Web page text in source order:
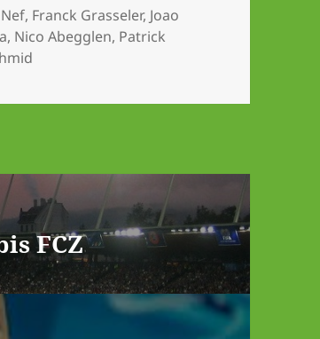
, Franck Grasseler, Joao
, Nico Abegglen, Patrick
FCZ